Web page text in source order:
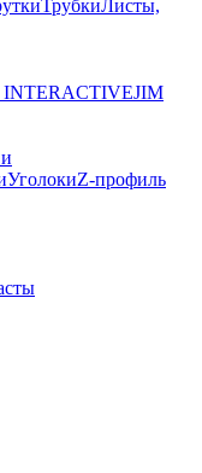
ТрубкиЛисты,
JIM
УголокиZ-профиль